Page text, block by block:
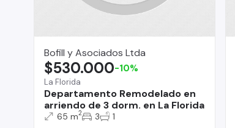
Bofill y Asociados Ltda
La Florida
Departamento Remodelado en
arriendo de 3 dorm. en La Florida
$530.000-10%
65 m2 3 1